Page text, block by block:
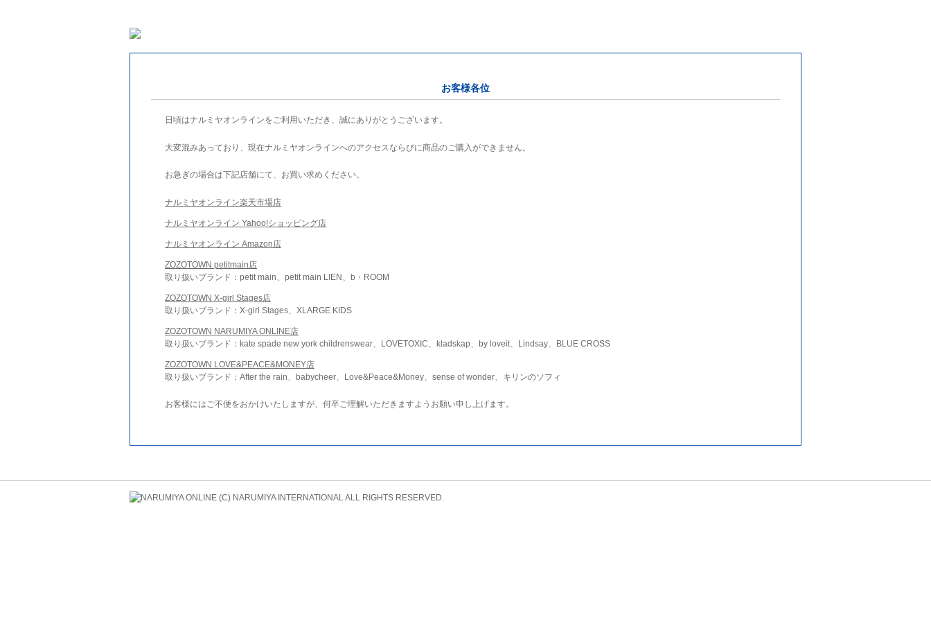
お客様各位
日頃はナルミヤオンラインをご利用いただき、誠にありがとうございます。
大変混みあっており、現在ナルミヤオンラインへのアクセスならびに商品のご購入ができません。
お急ぎの場合は下記店舗にて、お買い求めください。
ナルミヤオンライン楽天市場店
ナルミヤオンライン Yahoo!ショッピング店
ナルミヤオンライン Amazon店
ZOZOTOWN petitmain店
取り扱いブランド：petit main、petit main LIEN、b・ROOM
ZOZOTOWN X-girl Stages店
取り扱いブランド：X-girl Stages、XLARGE KIDS
ZOZOTOWN NARUMIYA ONLINE店
取り扱いブランド：kate spade new york childrenswear、LOVETOXIC、kladskap、by loveit、Lindsay、BLUE CROSS
ZOZOTOWN LOVE&PEACE&MONEY店
取り扱いブランド：After the rain、babycheer、Love&Peace&Money、sense of wonder、キリンのソフィ
お客様にはご不便をおかけいたしますが、何卒ご理解いただきますようお願い申し上げます。